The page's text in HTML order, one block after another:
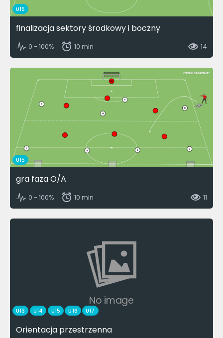
U15
finalizacja sektory środkowy i boczny
0 - 100% 10 min 14
U15
gra faza O/A
0 - 100% 10 min 11
No image
U13 U14 U15 U16 U17
Orientacja przestrzenna